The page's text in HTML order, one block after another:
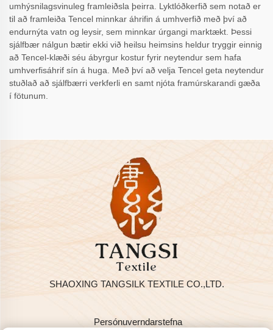
umhýsnilagsvinuleg framleiðsla þeirra. Lyktlóðkerfið sem notað er
til að framleiða Tencel minnkar áhrifin á umhverfið með því að
endurnýta vatn og leysir, sem minnkar úrgangi marktækt. Þessi
sjálfbær nálgun bætir ekki við heilsu heimsins heldur tryggir einnig
að Tencel-klæði séu ábyrgur kostur fyrir neytendur sem hafa
umhverfisáhrif sín á huga. Með því að velja Tencel geta neytendur
stuðlað að sjálfbærri verkferli en samt njóta framúrskarandi gæða
í fötunum.
SHAOXING TANGSILK TEXTILE CO.,LTD.
Persónuverndarstefna